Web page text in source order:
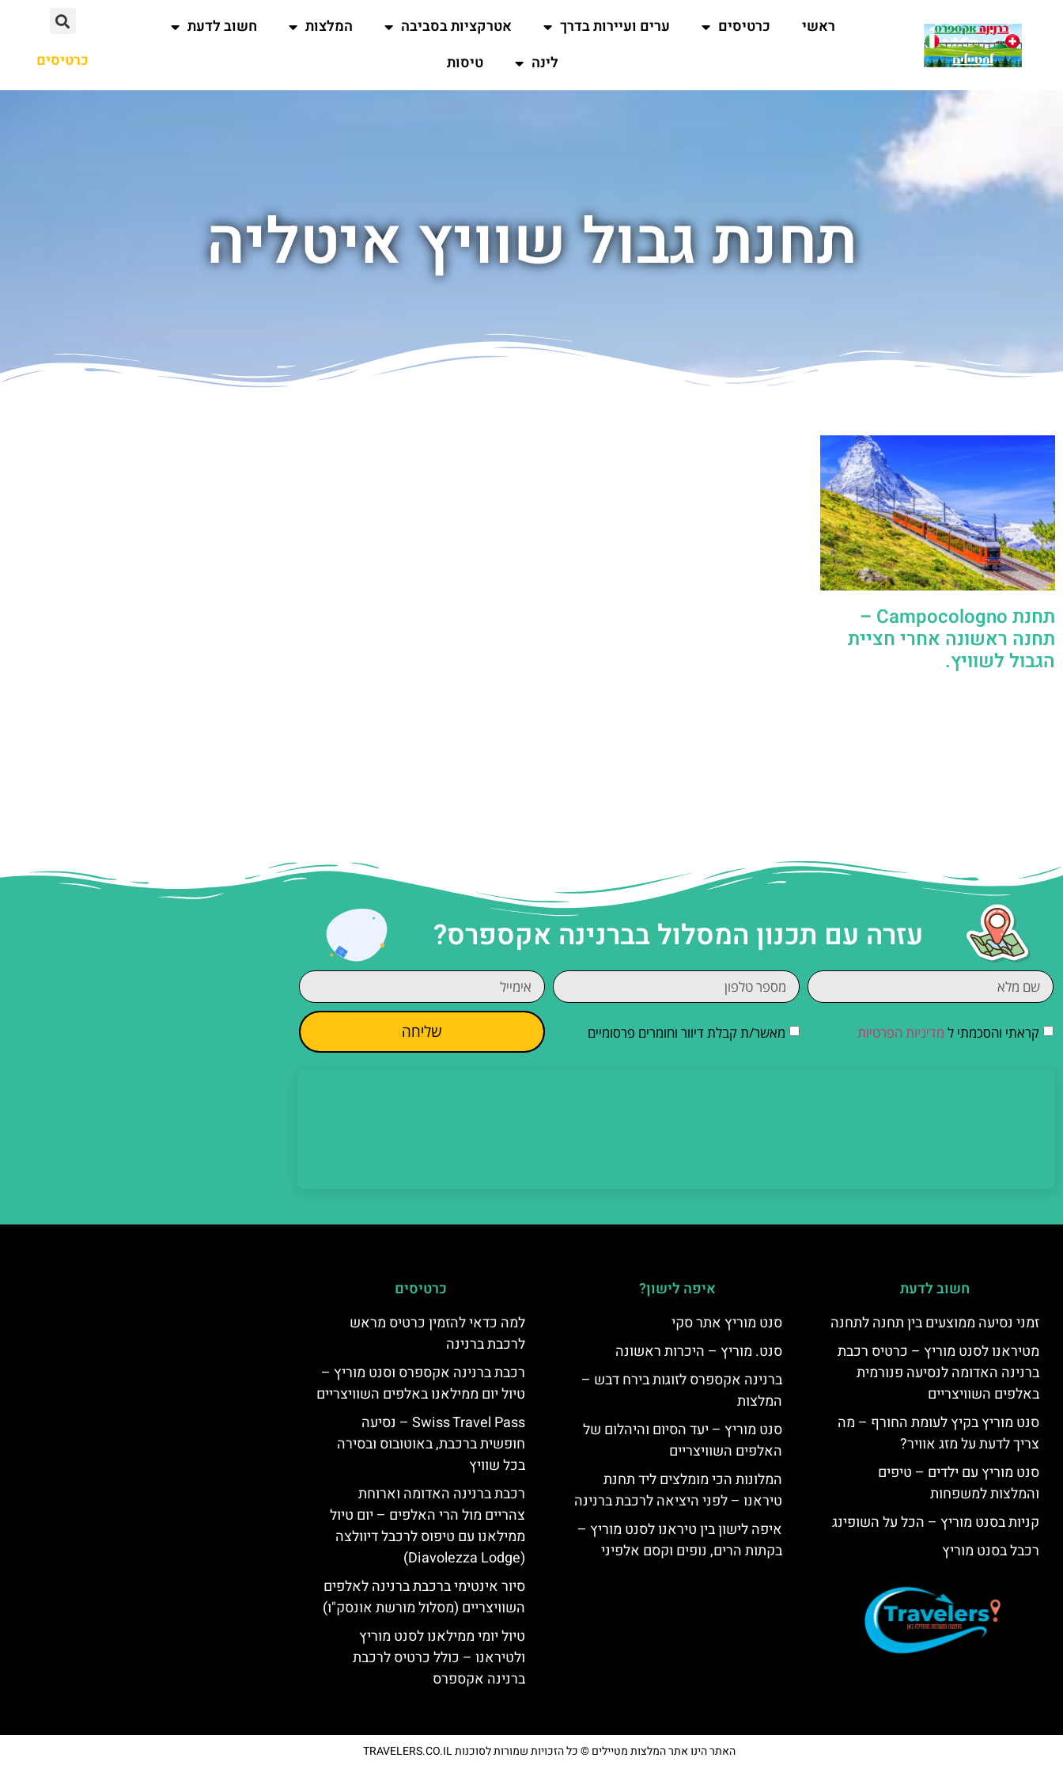
ראשי כרטיסים ערים ועיירות בדרך אטרקציות בסביבה המלצות
חשוב לדעת
לינה
טיסות כרטיסים
תחנת גבול שוויץ איטליה
תחנת Campocologno –
תחנה ראשונה אחרי חציית
הגבול לשוויץ.
עזרה עם תכנון המסלול בברנינה אקספרס?
קראתי והסכמתי ל מדיניות הפרטיות מאשר/ת קבלת דיוור וחומרים פרסומיים שליחה
חשוב לדעת
זמני נסיעה ממוצעים בין תחנה לתחנה
מטיראנו לסנט מוריץ – כרטיס רכבת
ברנינה האדומה לנסיעה פנורמית
באלפים השוויצריים
סנט מוריץ בקיץ לעומת החורף – מה
צריך לדעת על מזג אוויר?
סנט מוריץ עם ילדים – טיפים
והמלצות למשפחות
קניות בסנט מוריץ – הכל על השופינג
רכבל בסנט מוריץ
איפה לישון?
סנט מוריץ אתר סקי
סנט. מוריץ – היכרות ראשונה
ברנינה אקספרס לזוגות בירח דבש –
המלצות
סנט מוריץ – יעד הסיום והיהלום של
האלפים השוויצריים
המלונות הכי מומלצים ליד תחנת
טיראנו – לפני היציאה לרכבת ברנינה
איפה לישון בין טיראנו לסנט מוריץ –
בקתות הרים, נופים וקסם אלפיני
כרטיסים
למה כדאי להזמין כרטיס מראש
לרכבת ברנינה
רכבת ברנינה אקספרס וסנט מוריץ –
טיול יום ממילאנו באלפים השוויצריים
Swiss Travel Pass – נסיעה
חופשית ברכבת, באוטובוס ובסירה
בכל שוויץ
רכבת ברנינה האדומה וארוחת
צהריים מול הרי האלפים – יום טיול
ממילאנו עם טיפוס לרכבל דיוולצה
(Diavolezza Lodge)
סיור אינטימי ברכבת ברנינה לאלפים
השוויצריים (מסלול מורשת אונסק"ו)
טיול יומי ממילאנו לסנט מוריץ
ולטיראנו – כולל כרטיס לרכבת
ברנינה אקספרס
האתר הינו אתר המלצות מטיילים © כל הזכויות שמורות לסוכנות TRAVELERS.CO.IL